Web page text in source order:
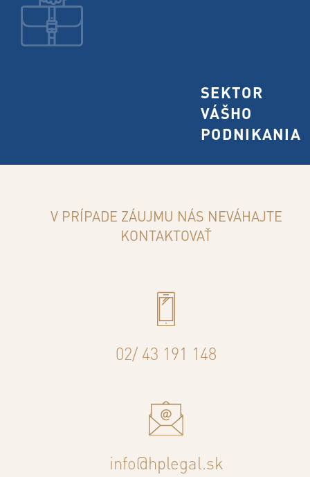
SEKTOR
VÁŠHO
PODNIKANIA
V PRÍPADE ZÁUJMU NÁS NEVÁHAJTE
KONTAKTOVAŤ
02/ 43 191 148
info@hplegal.sk